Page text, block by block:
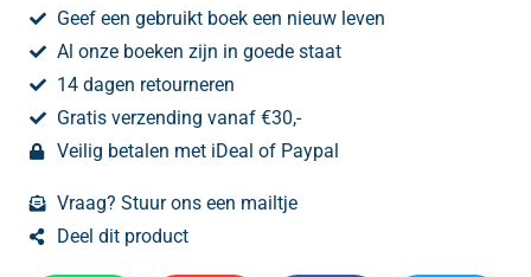
Geef een gebruikt boek een nieuw leven
Al onze boeken zijn in goede staat
14 dagen retourneren
Gratis verzending vanaf €30,-
Veilig betalen met iDeal of Paypal
Vraag? Stuur ons een mailtje
Deel dit product